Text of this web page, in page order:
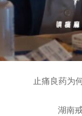
止痛良药为
湖南